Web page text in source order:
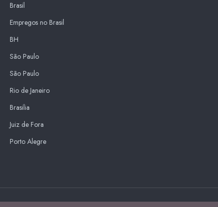
Brasil
Empregos no Brasil
BH
São Paulo
São Paulo
Rio de Janeiro
Brasilia
Juiz de Fora
Porto Alegre